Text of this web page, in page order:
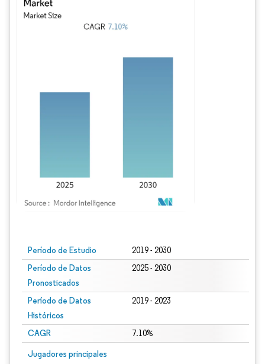
Período de Estudio 2019 - 2030
Período de Datos
Pronosticados
2025 - 2030
Período de Datos
Históricos
2019 - 2023
CAGR 7.10%
Jugadores principales